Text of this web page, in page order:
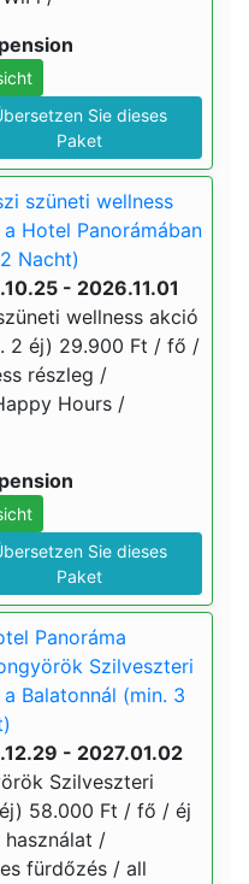
Sie dieses
Paket
szüneti wellness
Hotel Panorámában
Nacht)
- 2026.11.01
wellness akció
2 éj) 29.900 Ft / fő /
részleg /
Hours /
Sie dieses
Paket
Panoráma
Szilveszteri
Balatonnál (min. 3
- 2027.01.02
Szilveszteri
58.000 Ft / fő / éj
/
fürdőzés / all